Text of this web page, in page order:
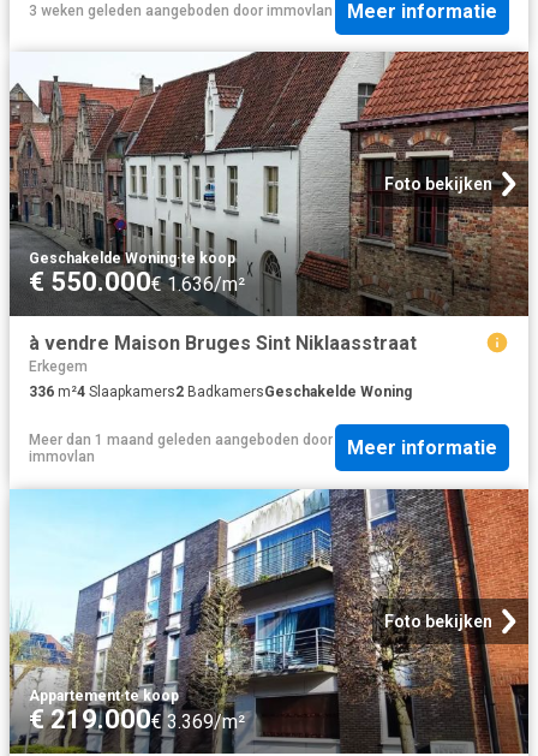
3 weken geleden aangeboden door immovlan Meer informatie
Foto bekijken
Geschakelde Woning·te koop
€ 550.000€ 1.636/m²
à vendre Maison Bruges Sint Niklaasstraat
Erkegem
336 m²4 Slaapkamers2 BadkamersGeschakelde Woning
Meer dan 1 maand geleden aangeboden door
immovlan
Meer informatie
Foto bekijken
Appartement·te koop
€ 219.000€ 3.369/m²